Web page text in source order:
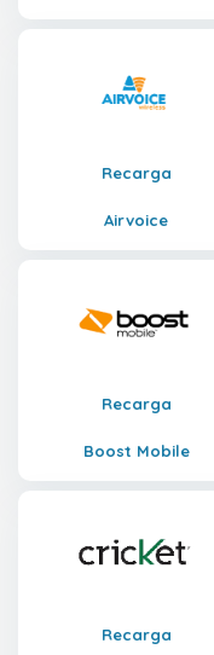
Recarga
Airvoice
Recarga
Boost Mobile
Recarga